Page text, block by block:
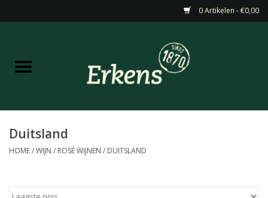
0 Artikelen - €0,00
Home
Barneveldse specialiteiten
Duitsland
HOME/WIJN / ROSÉ WIJNEN / DUITSLAND